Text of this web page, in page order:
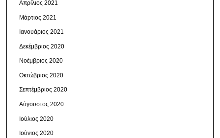
Απρίλιος 2021
Μάρτιος 2021
Ιανουάριος 2021
Δεκέμβριος 2020
Νοέμβριος 2020
Οκτώβριος 2020
Σεπτέμβριος 2020
Αύγουστος 2020
Ιούλιος 2020
Ιούνιος 2020